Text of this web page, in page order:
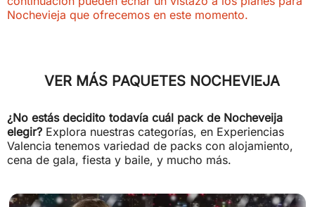
Nochevieja que ofrecemos en este momento.
VER MÁS PAQUETES NOCHEVIEJA
¿No estás decidito todavía cuál pack de Nocheveija
elegir?Explora nuestras categorías, en Experiencias
Valencia tenemos variedad de packs con alojamiento,
cena de gala, fiesta y baile, y mucho más.